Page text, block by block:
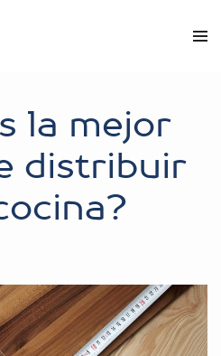
la mejor
distribuir